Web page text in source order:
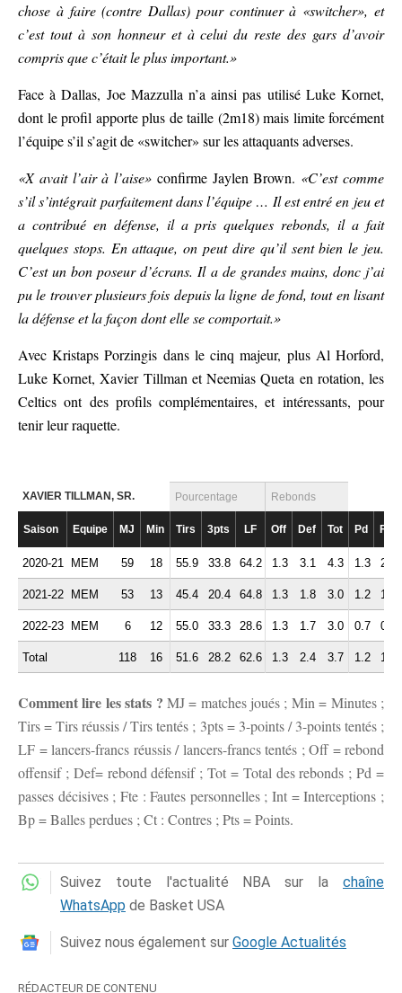
chose à faire (contre Dallas) pour continuer à «switcher», et
c’est tout à son honneur et à celui du reste des gars d’avoir
compris que c’était le plus important.»
Face à Dallas, Joe Mazzulla n’a ainsi pas utilisé Luke Kornet,
dont le profil apporte plus de taille (2m18) mais limite forcément
l’équipe s’il s’agit de «switcher» sur les attaquants adverses.
«X avait l’air à l’aise» confirme Jaylen Brown. «C’est comme
s’il s’intégrait parfaitement dans l’équipe … Il est entré en jeu et
a contribué en défense, il a pris quelques rebonds, il a fait
quelques stops. En attaque, on peut dire qu’il sent bien le jeu.
C’est un bon poseur d’écrans. Il a de grandes mains, donc j’ai
pu le trouver plusieurs fois depuis la ligne de fond, tout en lisant
la défense et la façon dont elle se comportait.»
Avec Kristaps Porzingis dans le cinq majeur, plus Al Horford,
Luke Kornet, Xavier Tillman et Neemias Queta en rotation, les
Celtics ont des profils complémentaires, et intéressants, pour
tenir leur raquette.
XAVIER TILLMAN, SR. Pourcentage Rebonds
Saison Equipe MJ Min Tirs 3pts LF Off Def Tot Pd Fte
2020-21 MEM 59 18 55.9 33.8 64.2 1.3 3.1 4.3 1.3 2.0
2021-22 MEM 53 13 45.4 20.4 64.8 1.3 1.8 3.0 1.2 1.2
2022-23 MEM 6 12 55.0 33.3 28.6 1.3 1.7 3.0 0.7 0.5
Total 118 16 51.6 28.2 62.6 1.3 2.4 3.7 1.2 1.5
Comment lire les stats ? MJ = matches joués ; Min = Minutes ;
Tirs = Tirs réussis / Tirs tentés ; 3pts = 3-points / 3-points tentés ;
LF = lancers-francs réussis / lancers-francs tentés ; Off = rebond
offensif ; Def= rebond défensif ; Tot = Total des rebonds ; Pd =
passes décisives ; Fte : Fautes personnelles ; Int = Interceptions ;
Bp = Balles perdues ; Ct : Contres ; Pts = Points.
Suivez toute l'actualité NBA sur la chaîne
WhatsApp de Basket USA
Suivez nous également sur Google Actualités
RÉDACTEUR DE CONTENU